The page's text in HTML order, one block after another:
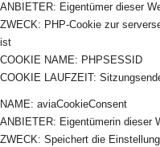
ANBIETER: Eigentümer dieser
ZWECK: PHP-Cookie zur
ist
COOKIE NAME: PHPSESSID
COOKIE LAUFZEIT:
NAME: aviaCookieConsent
ANBIETER: Eigentümerin dieser
ZWECK: Speichert die